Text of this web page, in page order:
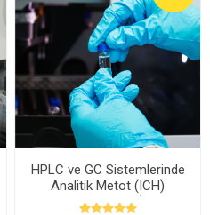
HPLC ve GC Sistemlerinde
Analitik Metot (ICH)
Validasyon Eğitimi (Kayıttan